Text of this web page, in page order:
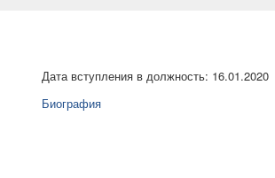
Дата вступления в должность: 16.01.2020
Биография